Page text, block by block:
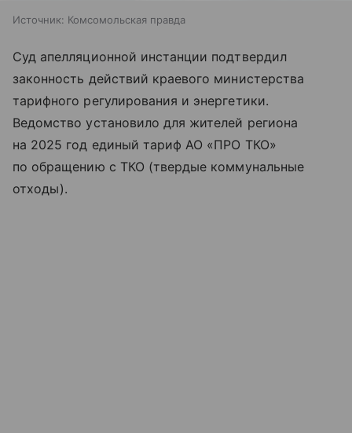
Источник: Комсомольская правда
Суд апелляционной инстанции подтвердил
законность действий краевого министерства
тарифного регулирования и энергетики.
Ведомство установило для жителей региона
на 2025 год единый тариф АО «ПРО ТКО»
по обращению с ТКО (твердые коммунальные
отходы).